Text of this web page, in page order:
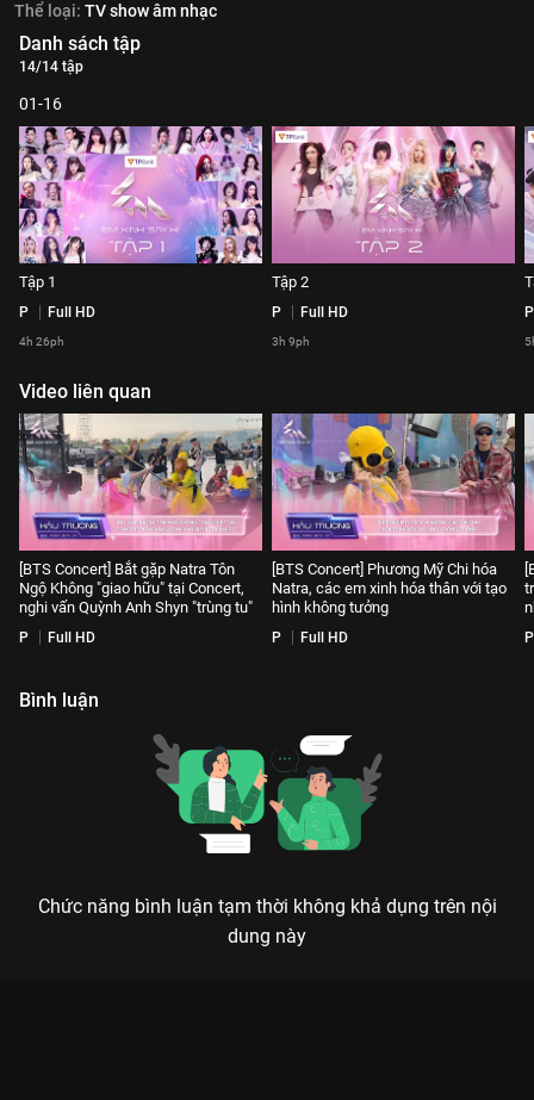
Thể loại: TV show âm nhạc
Danh sách tập
14/14 tập
01-16
Tập 1
P Full HD
4h 26ph
Tập 2
P Full HD
3h 9ph
P
Video liên quan
[BTS Concert] Bắt gặp Natra Tôn
Ngộ Không "giao hữu" tại Concert,
nghi vấn Quỳnh Anh Shyn "trùng tu"
P Full HD
[BTS Concert] Phương Mỹ Chi hóa
Natra, các em xinh hóa thân với tạo
hình không tưởng
P Full HD P
Bình luận
Chức năng bình luận tạm thời không khả dụng trên nội
dung này